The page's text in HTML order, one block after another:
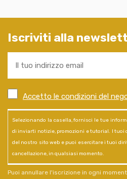
Iscriviti alla
Accetto le condizioni del
Selezionando la casella, fornisci le tue
di inviarti notizie, promozioni e tutorial. I tuoi
del nostro sito web e puoi esercitare i tuoi
cancellazione, in qualsiasi momento.
Puoi annullare l'iscrizione in ogni